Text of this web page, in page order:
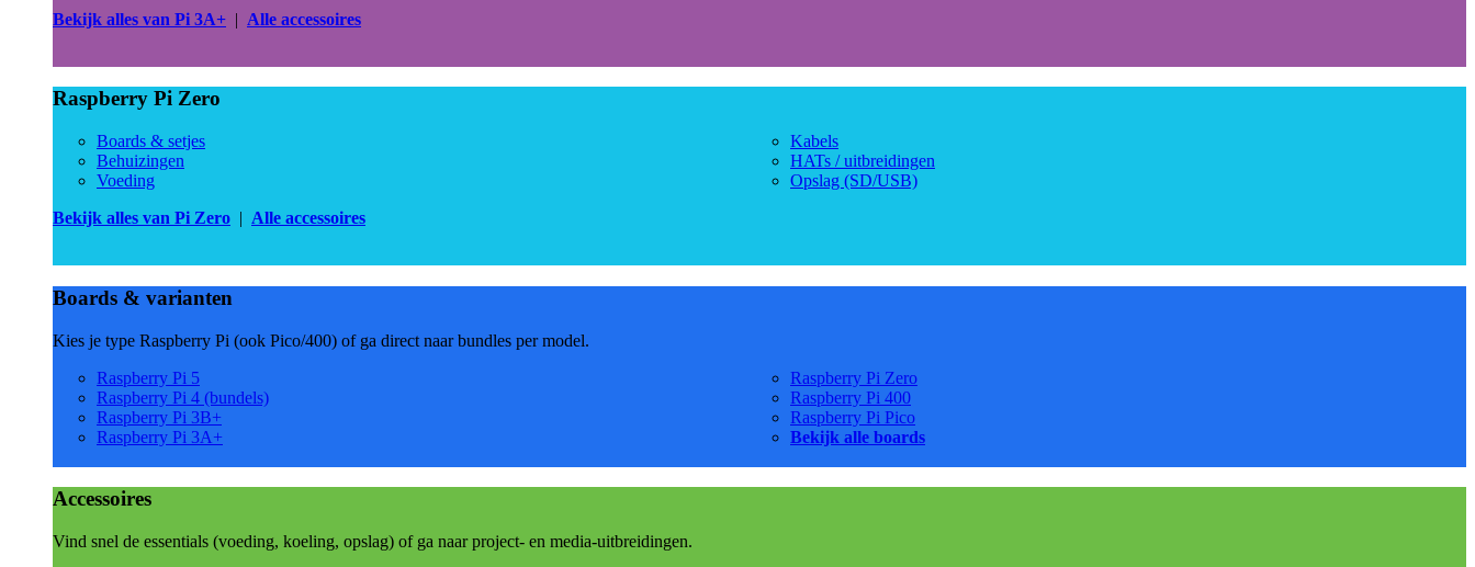
Bekijk alles van Pi 3A+ | Alle accessoires
Raspberry Pi Zero
Boards & setjes
Behuizingen
Voeding
Kabels
HATs / uitbreidingen
Opslag (SD/USB)
Bekijk alles van Pi Zero | Alle accessoires
Boards & varianten
Kies je type Raspberry Pi (ook Pico/400) of ga direct naar bundles per model.
Raspberry Pi 5
Raspberry Pi 4 (bundels)
Raspberry Pi 3B+
Raspberry Pi 3A+
Raspberry Pi Zero
Raspberry Pi 400
Raspberry Pi Pico
Bekijk alle boards
Accessoires
Vind snel de essentials (voeding, koeling, opslag) of ga naar project- en media-uitbreidingen.